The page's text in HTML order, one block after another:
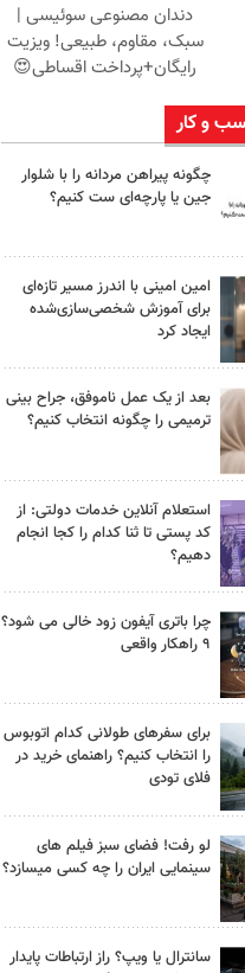
دندان مصنوعی سوئیسی |
سبک، مقاوم، طبیعی! ویزیت
رایگان+پرداخت اقساطی😍
و کار
چگونه پیراهن مردانه را با شلوار
جین یا پارچه‌ای ست کنیم؟
امین امینی با اندرز مسیر تازه‌ای
برای آموزش شخصی‌سازی‌شده
ایجاد کرد
بعد از یک عمل ناموفق، جراح بینی
ترمیمی را چگونه انتخاب کنیم؟
استعلام آنلاین خدمات دولتی: از
کد پستی تا ثنا کدام را کجا انجام
دهیم؟
چرا باتری آیفون زود خالی می شود؟
۹ راهکار واقعی
برای سفرهای طولانی کدام اتوبوس
را انتخاب کنیم؟ راهنمای خرید در
فلای تودی
لو رفت! فضای سبز فیلم های
سینمایی ایران را چه کسی میسازد؟
سانترال یا ویپ؟ راز ارتباطات پایدار